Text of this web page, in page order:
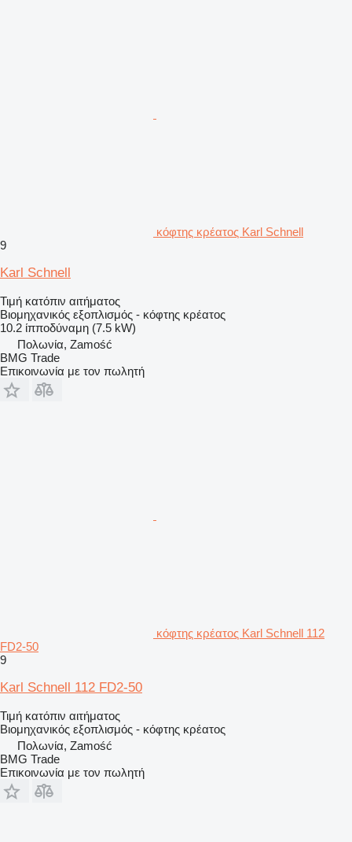
κόφτης κρέατος Karl Schnell
9
Karl Schnell
Τιμή κατόπιν αιτήματος
Βιομηχανικός εξοπλισμός - κόφτης κρέατος
10.2 ίπποδύναμη (7.5 kW)
Πολωνία, Zamość
BMG Trade
Επικοινωνία με τον πωλητή
κόφτης κρέατος Karl Schnell 112
FD2-50
9
Karl Schnell 112 FD2-50
Τιμή κατόπιν αιτήματος
Βιομηχανικός εξοπλισμός - κόφτης κρέατος
Πολωνία, Zamość
BMG Trade
Επικοινωνία με τον πωλητή